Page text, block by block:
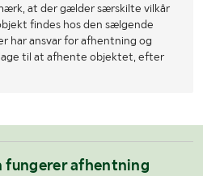
at der gælder særskilte vilkår
findes hos den sælgende
har ansvar for afhentning og
til at afhente objektet, efter
fungerer afhentning